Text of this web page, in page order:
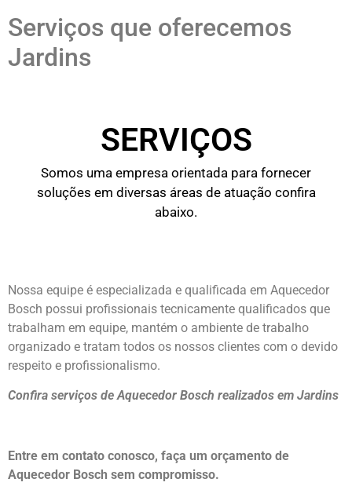
Serviços que oferecemos
Jardins
SERVIÇOS
Somos uma empresa orientada para fornecer
soluções em diversas áreas de atuação confira
abaixo.
Nossa equipe é especializada e qualificada em Aquecedor
Bosch possui profissionais tecnicamente qualificados que
trabalham em equipe, mantém o ambiente de trabalho
organizado e tratam todos os nossos clientes com o devido
respeito e profissionalismo.
Confira serviços de Aquecedor Bosch realizados em Jardins
Entre em contato conosco, faça um orçamento de
Aquecedor Bosch sem compromisso.